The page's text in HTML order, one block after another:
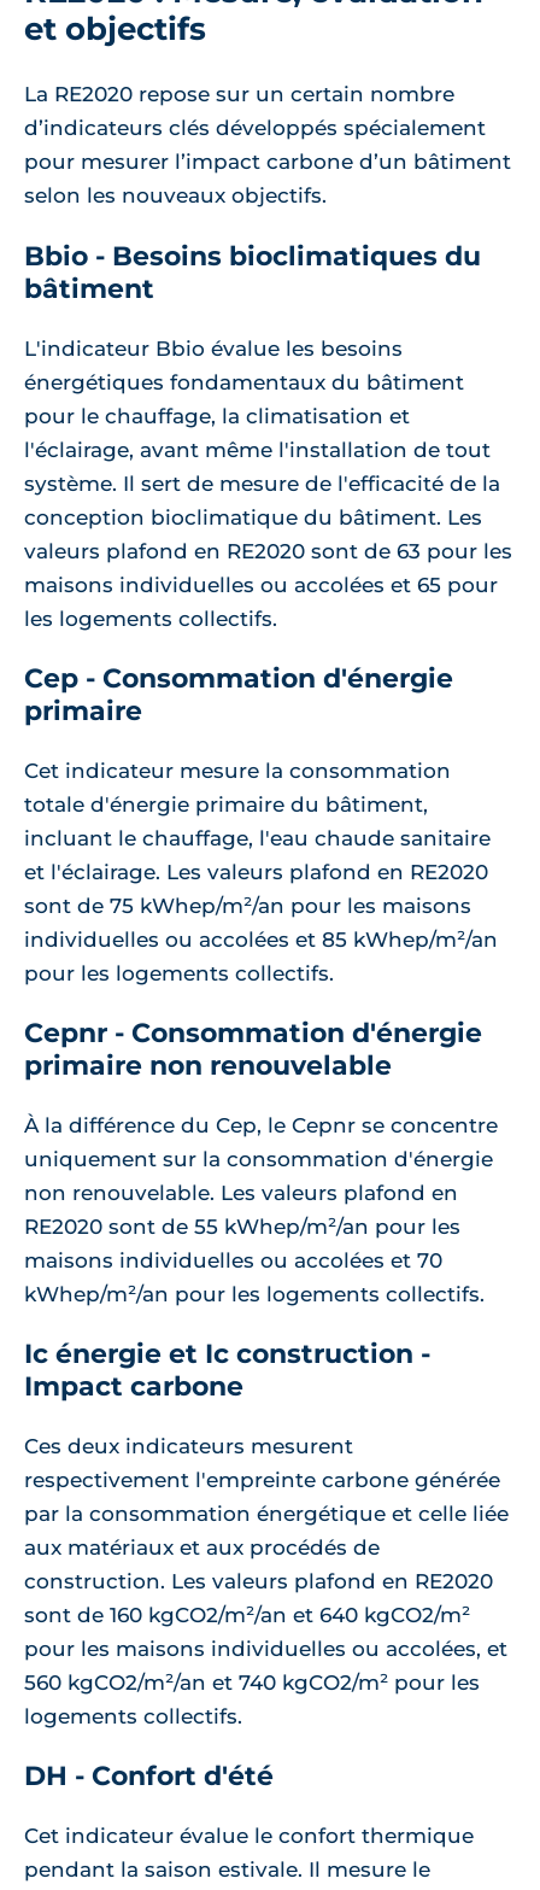
et objectifs
La RE2020 repose sur un certain nombre
d’indicateurs clés développés spécialement
pour mesurer l’impact carbone d’un bâtiment
selon les nouveaux objectifs.
Bbio - Besoins bioclimatiques du
bâtiment
L'indicateur Bbio évalue les besoins
énergétiques fondamentaux du bâtiment
pour le chauffage, la climatisation et
l'éclairage, avant même l'installation de tout
système. Il sert de mesure de l'efficacité de la
conception bioclimatique du bâtiment. Les
valeurs plafond en RE2020 sont de 63 pour les
maisons individuelles ou accolées et 65 pour
les logements collectifs.
Cep - Consommation d'énergie
primaire
Cet indicateur mesure la consommation
totale d'énergie primaire du bâtiment,
incluant le chauffage, l'eau chaude sanitaire
et l'éclairage. Les valeurs plafond en RE2020
sont de 75 kWhep/m²/an pour les maisons
individuelles ou accolées et 85 kWhep/m²/an
pour les logements collectifs.
Cepnr - Consommation d'énergie
primaire non renouvelable
À la différence du Cep, le Cepnr se concentre
uniquement sur la consommation d'énergie
non renouvelable. Les valeurs plafond en
RE2020 sont de 55 kWhep/m²/an pour les
maisons individuelles ou accolées et 70
kWhep/m²/an pour les logements collectifs.
Ic énergie et Ic construction -
Impact carbone
Ces deux indicateurs mesurent
respectivement l'empreinte carbone générée
par la consommation énergétique et celle liée
aux matériaux et aux procédés de
construction. Les valeurs plafond en RE2020
sont de 160 kgCO2/m²/an et 640 kgCO2/m²
pour les maisons individuelles ou accolées, et
560 kgCO2/m²/an et 740 kgCO2/m² pour les
logements collectifs.
DH - Confort d'été
Cet indicateur évalue le confort thermique
pendant la saison estivale. Il mesure le